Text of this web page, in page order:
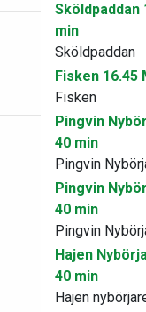
Sköldpaddan
min
Sköldpaddan
Fisken 16.45
Fisken
Pingvin
40 min
Pingvin
Pingvin
40 min
Pingvin
Hajen
40 min
Hajen